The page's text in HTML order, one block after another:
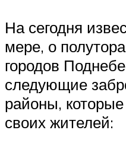
На сегодня
мере, о
городов
следующие
районы,
своих жителей: